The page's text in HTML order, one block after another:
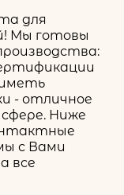
для
Мы готовы
иметь
- отличное
Ниже
с Вами
все